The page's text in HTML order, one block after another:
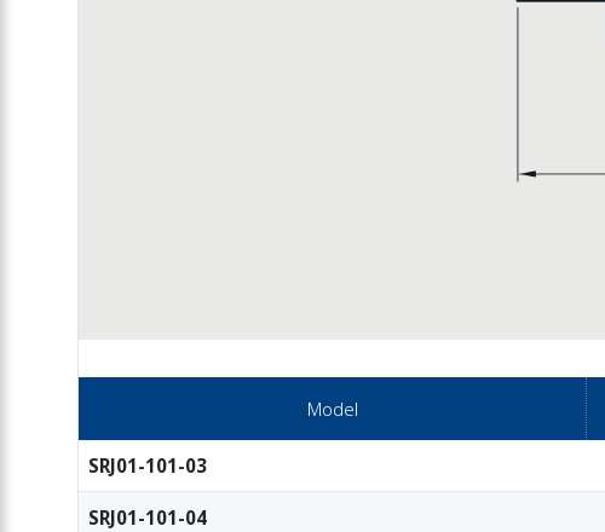
Model
SRJ01-101-03
SRJ01-101-04